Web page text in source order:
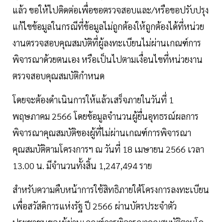
แล้ว ขอให้ไปติดต่อเพื่อขอตรวจสอบและ/หรือขอปรับปรุง
แก้ไขข้อมูลในกรณีที่ข้อมูลไม่ถูกต้องให้ถูกต้องได้ที่หน่วย
งานตรวจสอบคุณสมบัติที่ผู้ลงทะเบียนไม่ผ่านเกณฑ์การ
พิจารณาด้วยตนเอง หรือเป็นไปตามเงื่อนไขที่หน่วยงาน
ตรวจสอบคุณสมบัติกำหนด
โดยจะต้องดำเนินการให้แล้วเสร็จภายในวันที่ 1
พฤษภาคม 2566 โดยข้อมูลจำนวนผู้ยื่นอุทธรณ์ผลการ
พิจารณาคุณสมบัติของผู้ที่ไม่ผ่านเกณฑ์การพิจารณา
คุณสมบัติตามโครงการฯ ณ วันที่ 18 เมษายน 2566 เวลา
13.00 น. มีจำนวนทั้งสิ้น 1,247,494 ราย
สำหรับความคืบหน้าการใช้สิทธิภายใต้โครงการลงทะเบียน
เพื่อสวัสดิการแห่งรัฐ ปี 2566 ผ่านบัตรประจำตัว